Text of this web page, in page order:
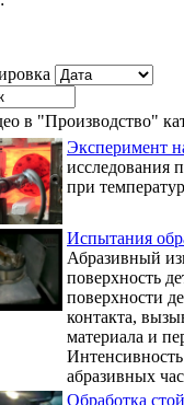
в "Производство"
Эксперимент
исследования
при
Испытания
Абразивный
поверхность
поверхности
контакта,
материала и
абразивных
Обработка